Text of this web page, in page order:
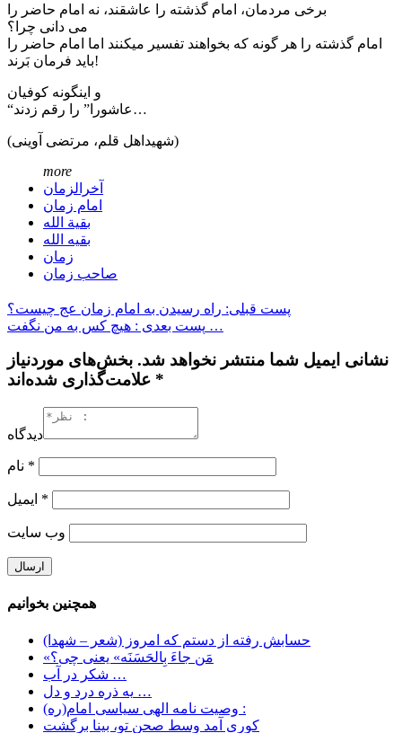
برخی مردمان، امام گذشته را عاشقند، نه امام حاضر را
می دانی چرا؟
امام گذشته را هر گونه که بخواهند تفسیر میکنند اما امام حاضر را
باید فرمان بَرند!
و اینگونه کوفیان
“عاشورا” را رقم زدند…
(شهیداهل قلم، مرتضی آوينى)
more
آخرالزمان
امام زمان
بقیة الله
بقیه الله
زمان
صاحب زمان
پست قبلی: راه رسیدن به امام زمان عج چیست؟
پست بعدی : هیچ کس به من نگفت …
نشانی ایمیل شما منتشر نخواهد شد. بخش‌های موردنیاز
علامت‌گذاری شده‌اند *
دیدگاه
*
*
وب‌ سایت
همچنین بخوانیم
حسابش رفته از دستم كه امروز (شعر – شهدا)
«مَن جاءَ بِالحَسَنَه» یعنی چی؟
شکر در آب …
یه ذره درد و دل …
وصیت نامه الهی سیاسی امام(ره) :
کوری آمد وسط صحن تو، بینا برگشت